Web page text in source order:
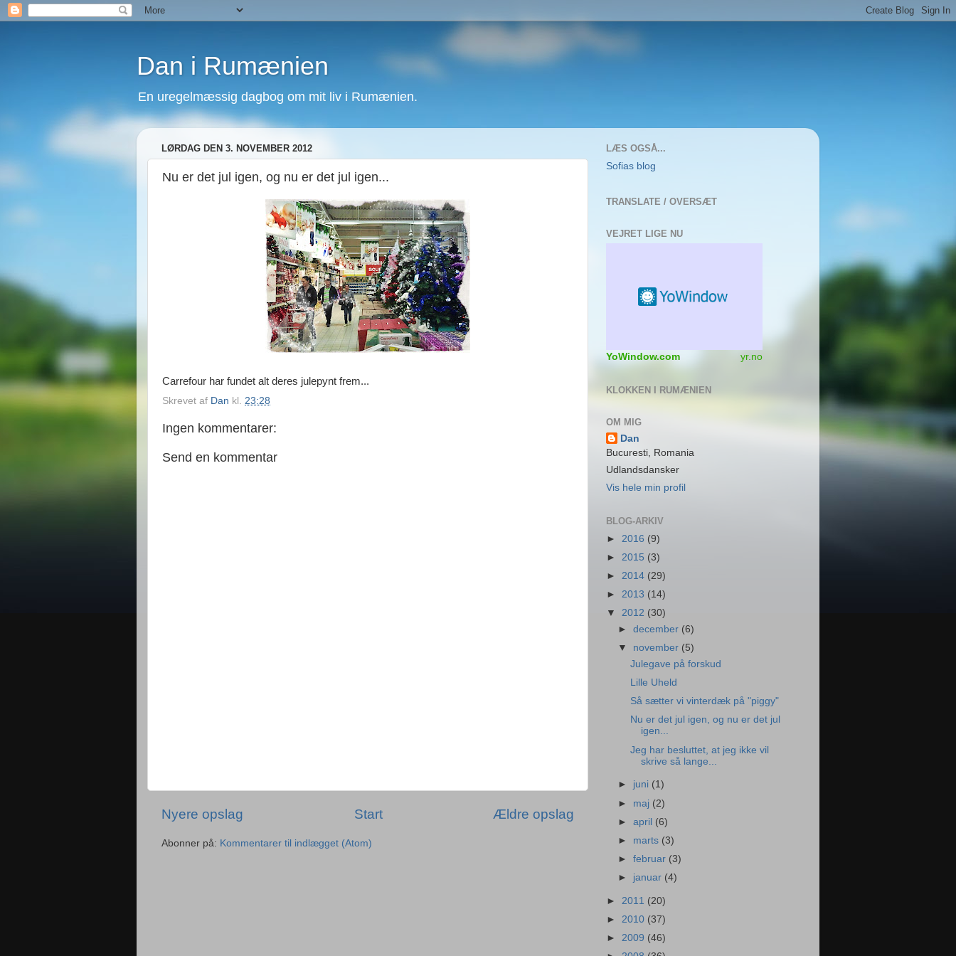
Dan i Rumænien
En uregelmæssig dagbog om mit liv i Rumænien.
LØRDAG DEN 3. NOVEMBER 2012
Nu er det jul igen, og nu er det jul igen...
Carrefour har fundet alt deres julepynt frem...
Skrevet af Dan kl. 23:28
Ingen kommentarer:
Send en kommentar
Nyere opslag Ældre opslag
Start
Abonner på: Kommentarer til indlægget (Atom)
LÆS OGSÅ...
Sofias blog
TRANSLATE / OVERSÆT
VEJRET LIGE NU
YoWindow.com yr.no
KLOKKEN I RUMÆNIEN
OM MIG
Dan
Bucuresti, Romania
Udlandsdansker
Vis hele min profil
BLOG-ARKIV
► 2016 (9)
► 2015 (3)
► 2014 (29)
► 2013 (14)
▼ 2012 (30)
►december (6)
▼ november (5)
Julegave på forskud
Lille Uheld
Så sætter vi vinterdæk på "piggy"
Nu er det jul igen, og nu er det jul
igen...
Jeg har besluttet, at jeg ikke vil
skrive så lange...
► juni (1)
► maj (2)
►april (6)
► marts (3)
►februar (3)
► januar (4)
► 2011 (20)
► 2010 (37)
► 2009 (46)